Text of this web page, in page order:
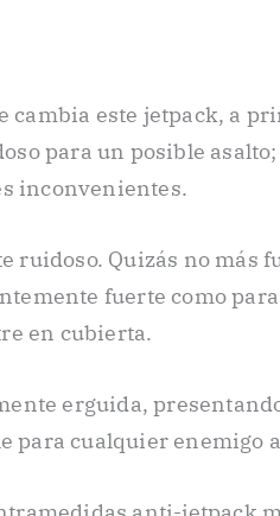
este jetpack, a
para un posible
inconvenientes.
ruidoso. Quizás no más
fuerte como
en cubierta.
erguida,
para cualquier enemigo